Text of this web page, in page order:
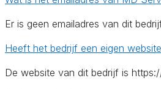
Er is geen emailadres van dit
Heeft het bedrijf een eigen
De website van dit bedrijf is